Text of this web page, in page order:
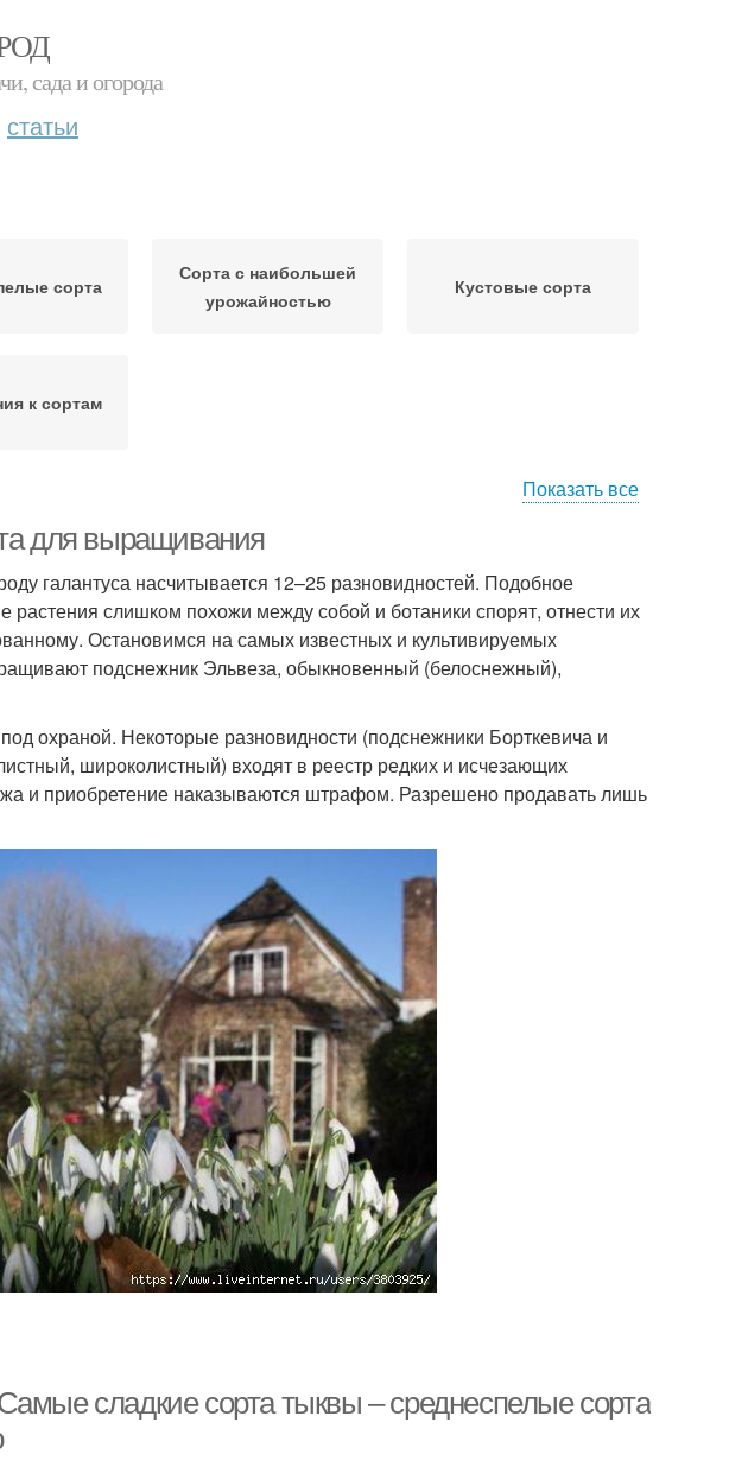
сада и огорода
статьи
сорта
Сорта с наибольшей
урожайностью
Кустовые сорта
к сортам
Показать все
для выращивания
галантуса насчитывается 12–25 разновидностей. Подобное
растения слишком похожи между собой и ботаники спорят, отнести их
Остановимся на самых известных и культивируемых
подснежник Эльвеза, обыкновенный (белоснежный),
охраной. Некоторые разновидности (подснежники Борткевича и
широколистный) входят в реестр редких и исчезающих
и приобретение наказываются штрафом. Разрешено продавать лишь
сладкие сорта тыквы – среднеспелые сорта